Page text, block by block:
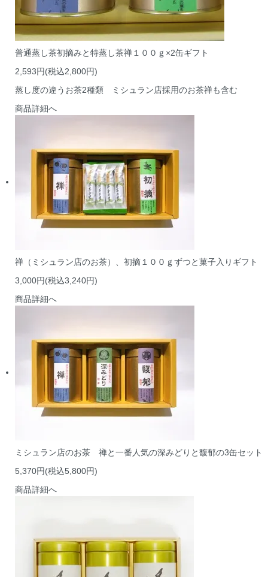
普通蒸し茶初摘みと特蒸し茶禅１００ｇ×2缶ギフト
2,593円(税込2,800円)
蒸し度の違うお茶2種類 ミシュラン店採用のお茶禅も含む
商品詳細へ
禅（ミシュラン店のお茶）、初摘１００ｇずつと菓子入りギフト
3,000円(税込3,240円)
商品詳細へ
ミシュラン店のお茶 禅と一番人気の深みどりと馥郁の3缶セット
5,370円(税込5,800円)
商品詳細へ